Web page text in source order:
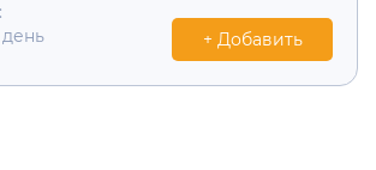
день + Добавить